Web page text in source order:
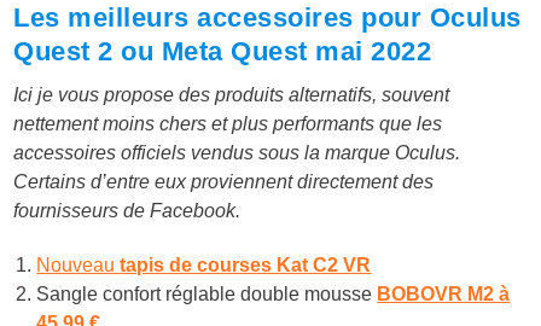
Les meilleurs accessoires pour Oculus
Quest 2 ou Meta Quest mai 2022
Ici je vous propose des produits alternatifs, souvent
nettement moins chers et plus performants que les
accessoires officiels vendus sous la marque Oculus.
Certains d’entre eux proviennent directement des
fournisseurs de Facebook.
Nouveautapis de courses Kat C2 VR
Sangle confort réglable double mousse BOBOVR M2 à